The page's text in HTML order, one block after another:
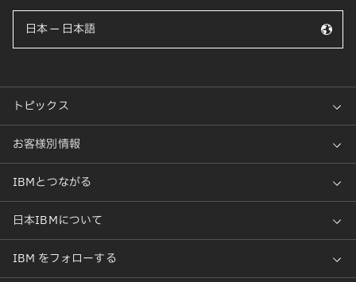
日本 — 日本語